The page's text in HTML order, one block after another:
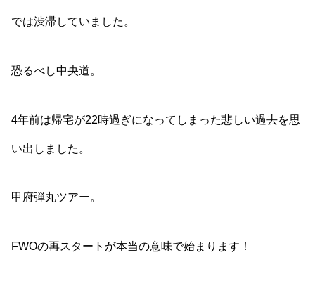
では渋滞していました。
恐るべし中央道。
4年前は帰宅が22時過ぎになってしまった悲しい過去を思
い出しました。
甲府弾丸ツアー。
FWOの再スタートが本当の意味で始まります！